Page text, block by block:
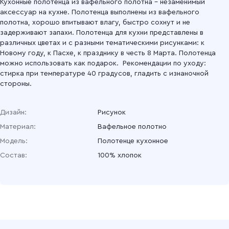
Кухонные полотенца из вафельного полотна – незаменимый
аксессуар на кухне. Полотенца выполнены из вафельного
полотна, хорошо впитывают влагу, быстро сохнут и не
задерживают запахи. Полотенца для кухни представлены в
различных цветах и с разными тематическими рисунками: к
Новому году, к Пасхе, к празднику в честь 8 Марта. Полотенца
можно использовать как подарок. Рекомендации по уходу:
стирка при температуре 40 градусов, гладить с изнаночной
стороны.
Дизайн:
Рисунок
Материал:
Вафельное полотно
Модель:
Полотенце кухонное
Состав:
100% хлопок